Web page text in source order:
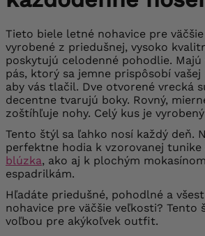
Tieto biele letné nohavice pre
vyrobené z priedušnej, vysoko
poskytujú celodenné pohodlie.
pás, ktorý sa jemne prispôsobí
aby vás tlačil. Dve otvorené vrecká
decentne tvarujú boky. Rovný,
zoštíhľuje nohy. Celý kus je
Tento štýl sa ľahko nosí každý deň.
perfektne hodia k vzorovanej tunike
blúzka, ako aj k plochým
espadrilkám.
Hľadáte priedušné, pohodlné a
nohavice pre väčšie veľkosti? Tento
voľbou pre akýkoľvek outfit.